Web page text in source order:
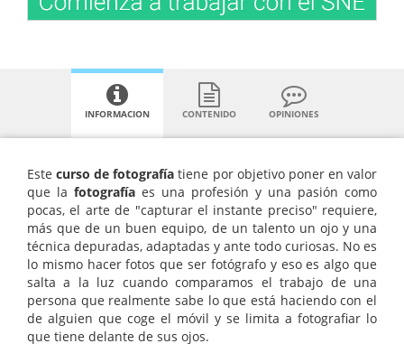
INFORMACION CONTENIDO OPINIONES
Estecurso de fotografía tiene por objetivo poner en valor
que la fotografía es una profesión y una pasión como
pocas, el arte de "capturar el instante preciso" requiere,
más que de un buen equipo, de un talento un ojo y una
técnica depuradas, adaptadas y ante todo curiosas. No es
lo mismo hacer fotos que ser fotógrafo y eso es algo que
salta a la luz cuando comparamos el trabajo de una
persona que realmente sabe lo que está haciendo con el
de alguien que coge el móvil y se limita a fotografiar lo
que tiene delante de sus ojos.